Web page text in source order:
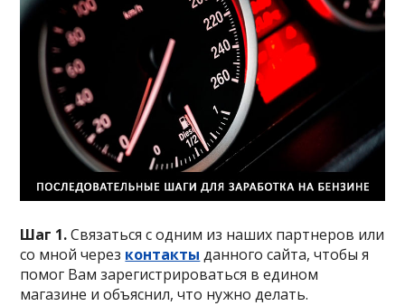
Шаг 1.Связаться с одним из наших партнеров или
со мной через контакты данного сайта, чтобы я
помог Вам зарегистрироваться в едином
магазине и объяснил, что нужно делать.